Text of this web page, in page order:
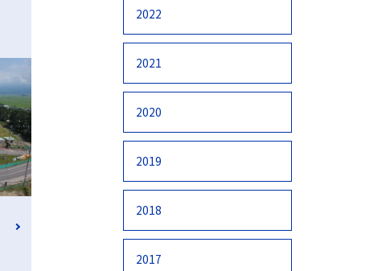
2022
2021
2020
2019
2018
2017